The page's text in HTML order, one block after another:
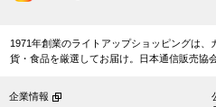
1971年創業のライトアップショッピングは
貨・食品を厳選してお届け。日本通信販売協
企業情報